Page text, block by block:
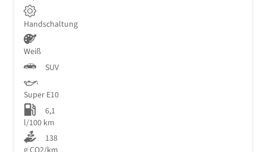
Handschaltung
Weiß
SUV
Super E10
6,1
l/100 km
138